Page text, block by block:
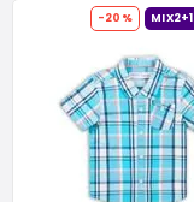
-20% MIX2+1